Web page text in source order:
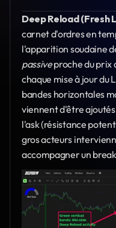
Deep Reload
carnet d'ordres en
l'apparition soudaine
passive proche du prix
chaque mise à jour du
bandes horizontales
viennent d'être
l'ask (résistance
gros acteurs
accompagner un